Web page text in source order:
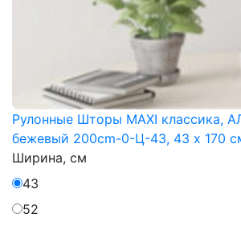
Рулонные Шторы MAXI классика,
бежевый 200cm-0-Ц-43, 43 x 170
Ширина, см
43
52